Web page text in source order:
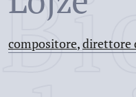
compositore,direttore